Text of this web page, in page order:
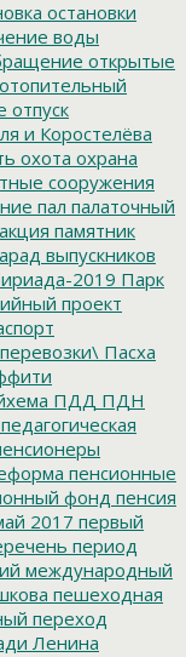
остановки
воды
открытые
отопительный
отпуск
и Коростелёва
охота охрана
сооружения
пал палаточный
памятник
выпускников
2019 Парк
проект
Пасха
ПДД ПДН
педагогическая
пенсионные
фонд пенсия
2017 первый
период
международный
пешеходная
переход
Ленина